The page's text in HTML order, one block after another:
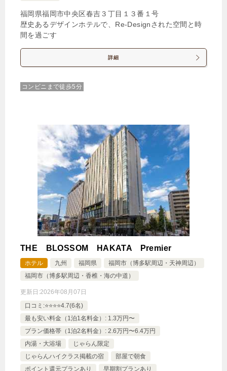
1泊大人1名合計（税込）
福岡県福岡市中央区春吉３丁目１３番１号
歴史あるデザインホテルで、Re-Designされた空間と時
間を過ごす
詳細
コンビニまで徒歩5分
THE BLOSSOM HAKATA Premier
ホテル 九州 福岡県
福岡市（博多駅周辺・天神周辺）
福岡市（博多駅周辺・香椎・海の中道）
更新日:2026年08月07日
口コミ:⭐️⭐️⭐️⭐️4.7(6名)
最も安い料金（1泊1名料金）: 1.3万円〜
プラン価格帯（1泊2名料金）: 2.6万円〜6.4万円
内湯・大浴場
じゃらん限定
じゃらんハイクラス掲載の宿
部屋で朝食
ポイント還元プランあり
早期割プランあり